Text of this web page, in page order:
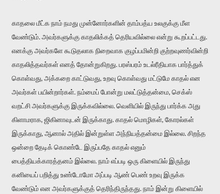
காதலை மீட்க நாம் நமது முன்னோர்களின் தாம்பத்ய உலகுக்கு மீள
வேண்டும். அவர்களுக்கு காதலிக்கத் தெரியவில்லை என்று கூறப்பட்டது.
எனக்கு அவர்களே கூடுதலாக நிறைவாக குழப்பமின்றி குற்றவுணர்வின்றி
காதலித்தவர்கள் எனத் தோன்றுகிறது. பரஸ்பரம் உடல்ரீதியாக பார்த்துக்
கொள்வது, அக்கறை காட்டுவது, உறவு கொள்வது மட்டுமே காதல் என
அவர்கள் பயின்றார்கள். நம்மைப் போன்று மலட்டுத்தன்மை, செக்ஸ்
வறட்சி அவர்களுக்கு இருக்கவில்லை. வெளியில் இருந்து பார்க்க அது
கிளாமராக, ஜிகினாவுடன் இருக்காது. காதல் மொழிகள், கோரல்கள்
இருக்காது, ஆனால் அதில் இன்றுள்ள அந்நியத்தன்மை இல்லை. சிறந்த
ஒன்றை தேடிக் கொண்டே இருப்பதே காதல் எனும்
பைத்தியக்காரத்தனம் இல்லை. நாம் எப்படி ஒரு கிளையில் இருந்து
கனியைப் பறித்து உண்டோமோ அப்படி ஆண் பெண் உறவு இருக்க
வேண்டும் என அவர்களுக்குத் தெரிந்திருந்தது. நாம் இன்று கிளையில்